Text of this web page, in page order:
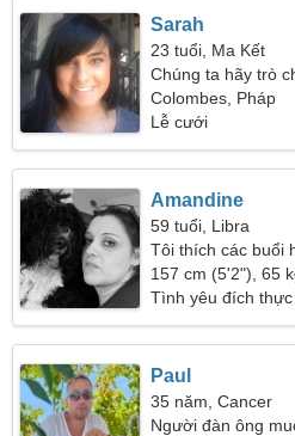
Sarah
23 tuổi, Ma Kết
Chúng ta hãy trò
nữ đáng yêu
Colombes, Pháp
Lễ cưới
Amandine
59 tuổi, Libra
Tôi thích các buổi
157 cm (5'2"), 65
Tình yêu đích thực
Paul
35 năm, Cancer
Người đàn ông